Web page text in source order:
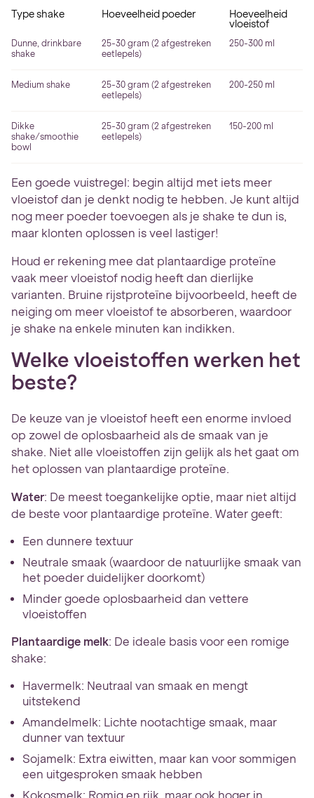
Type shake Hoeveelheid poeder
Hoeveelheid
vloeistof
Dunne, drinkbare
shake
25-30 gram (2 afgestreken
eetlepels)
250-300 ml
Medium shake
25-30 gram (2 afgestreken
eetlepels)
200-250 ml
Dikke
shake/smoothie
bowl
25-30 gram (2 afgestreken
eetlepels)
150-200 ml
Een goede vuistregel: begin altijd met iets meer
vloeistof dan je denkt nodig te hebben. Je kunt altijd
nog meer poeder toevoegen als je shake te dun is,
maar klonten oplossen is veel lastiger!
Houd er rekening mee dat plantaardige proteïne
vaak meer vloeistof nodig heeft dan dierlijke
varianten. Bruine rijstproteïne bijvoorbeeld, heeft de
neiging om meer vloeistof te absorberen, waardoor
je shake na enkele minuten kan indikken.
Welke vloeistoffen werken het
beste?
De keuze van je vloeistof heeft een enorme invloed
op zowel de oplosbaarheid als de smaak van je
shake. Niet alle vloeistoffen zijn gelijk als het gaat om
het oplossen van plantaardige proteïne.
Water: De meest toegankelijke optie, maar niet altijd
de beste voor plantaardige proteïne. Water geeft:
Een dunnere textuur
Neutrale smaak (waardoor de natuurlijke smaak van
het poeder duidelijker doorkomt)
Minder goede oplosbaarheid dan vettere
vloeistoffen
Plantaardige melk: De ideale basis voor een romige
shake:
Havermelk: Neutraal van smaak en mengt
uitstekend
Amandelmelk: Lichte nootachtige smaak, maar
dunner van textuur
Sojamelk: Extra eiwitten, maar kan voor sommigen
een uitgesproken smaak hebben